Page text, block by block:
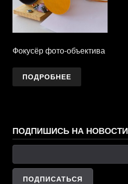
Фокусёр фото-объектива
ПОДРОБНЕЕ
ПОДПИШИСЬ НА НОВОСТИ